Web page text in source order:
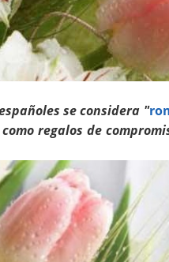
se considera "
regalos de